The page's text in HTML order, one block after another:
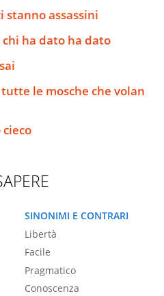
stanno assassini
ha dato ha dato
le mosche che volan
SINONIMI E CONTRARI
Libertà
Facile
Pragmatico
Conoscenza